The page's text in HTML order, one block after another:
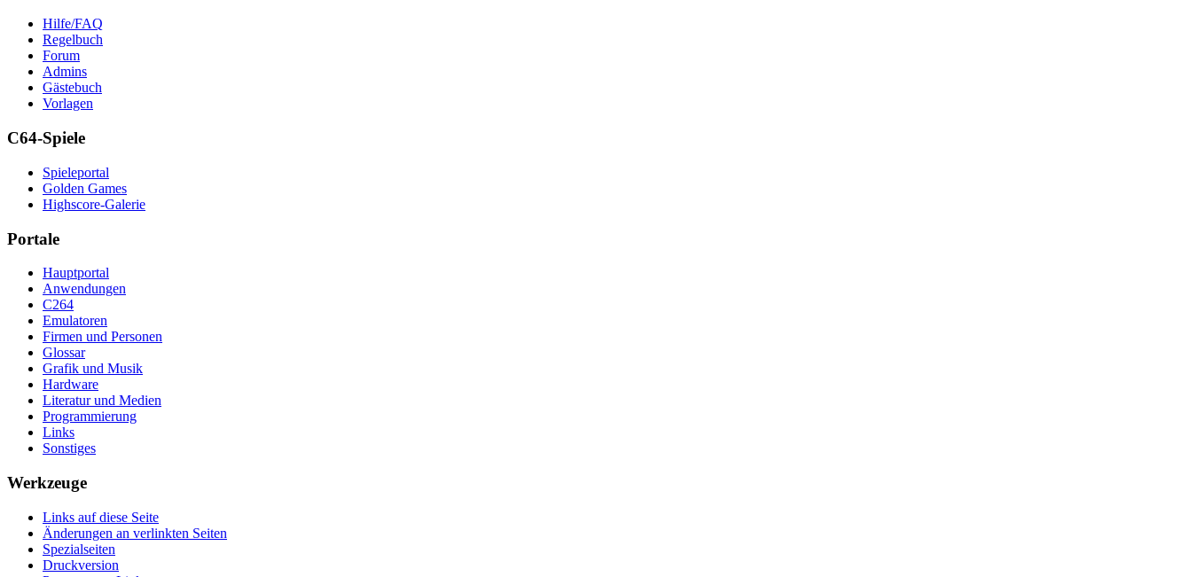
Hilfe/FAQ
Regelbuch
Forum
Admins
Gästebuch
Vorlagen
C64-Spiele
Spieleportal
Golden Games
Highscore-Galerie
Portale
Hauptportal
Anwendungen
C264
Emulatoren
Firmen und Personen
Glossar
Grafik und Musik
Hardware
Literatur und Medien
Programmierung
Links
Sonstiges
Werkzeuge
Links auf diese Seite
Änderungen an verlinkten Seiten
Spezialseiten
Druckversion